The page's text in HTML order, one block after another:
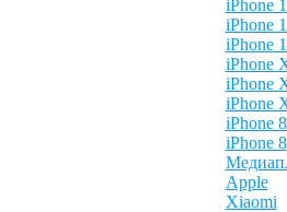
iPhone
iPhone
iPhone
iPhone
iPhone
iPhone
iPhone
iPhone 8
Apple
Xiaomi